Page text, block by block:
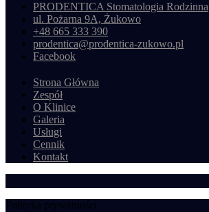
PRODENTICA Stomatologia Rodzinna
ul. Pożarna 9A, Żukowo
+48 665 333 390
prodentica@prodentica-zukowo.pl
Facebook
Strona Główna
Zespół
O Klinice
Galeria
Usługi
Cennik
Kontakt
Polityka prywatności